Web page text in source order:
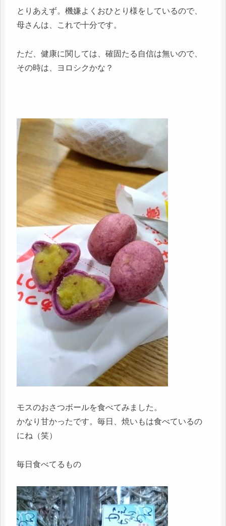
とりあえず。機嫌よくおひとり様をしているので、
母さんは、これで十分です。
ただ、健康に関しては、確固たる自信は無いので、
その時は、ヨロシクかな？
モスのおさつボールを食べてみました。
かなり甘かったです。毎日、焼いもは食べているの
にね（笑）
毎日食べてるもの